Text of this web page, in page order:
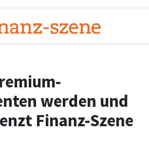
werden und
Finanz-Szene